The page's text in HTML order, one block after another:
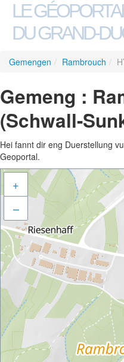
LE
DU GRAND-
Gemengen / Rambrouch /
Gemeng :
(Schwall-
Hei fannt dir eng Duerstellung
Geoportal.
+
–